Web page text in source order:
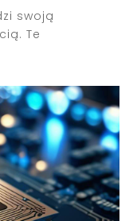
swoją
Te